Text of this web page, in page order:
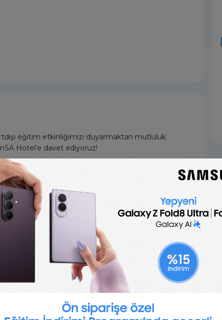
eğitim etkinliğimizi duyarmaktan mutluluk
Hotel’e davet ediyoruz!
fırsatları ve QS Merit bursuna başvurma fırsatı!
ile birebir görüşme, sınavlar, kariyer fırsatları ve
edip kayıt formunu doldurmanız yeterlidir.